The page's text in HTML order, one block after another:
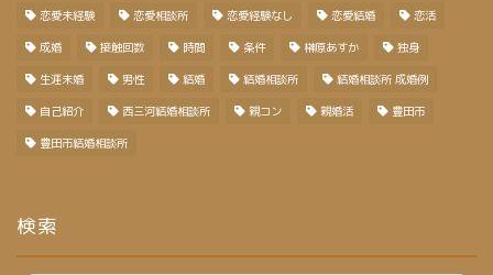
恋愛未経験 恋愛相談所 恋愛経験なし 恋愛結婚 恋活
成婚 接触回数 時間 条件 榊原あすか 独身
生涯未婚 男性 結婚 結婚相談所 結婚相談所 成婚例
自己紹介 西三河結婚相談所 親コン 親婚活 豊田市
豊田市結婚相談所
検索